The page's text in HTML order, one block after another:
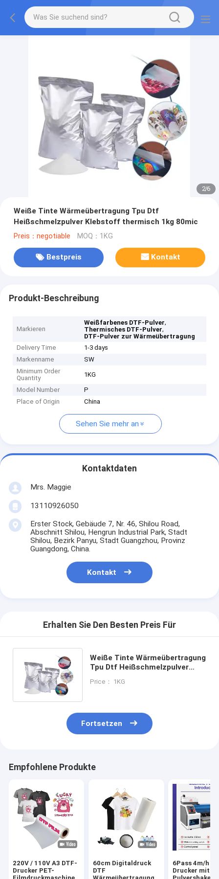
2/6
Weiße Tinte Wärmeübertragung Tpu Dtf
Heißschmelzpulver Klebstoff thermisch 1kg 80mic
Preis：negotiable MOQ：1KG
Bestpreis Kontakt
Produkt-Beschreibung
Markieren
Weißfarbenes DTF-Pulver,
Thermisches DTF-Pulver,
DTF-Pulver zur Wärmeübertragung
Delivery Time
1-3 days
Markenname
SW
Minimum Order
Quantity
1KG
Model Number
P
Place of Origin
China
Sehen Sie mehr an
Kontaktdaten
Mrs. Maggie
13110926050
Erster Stock, Gebäude 7, Nr. 46, Shilou Road,
Abschnitt Shilou, Hengrun Industrial Park, Stadt
Shilou, Bezirk Panyu, Stadt Guangzhou, Provinz
Guangdong, China.
Kontakt
Erhalten Sie Den Besten Preis Für
Weiße Tinte Wärmeübertragung
Tpu Dtf Heißschmelzpulver
Price： 1KG
Fortsetzen
Empfohlene Produkte
220V / 110V A3 DTF-
Drucker PET-
60cm Digitaldruck
DTF
6Pass 4m/h
Drucker mit